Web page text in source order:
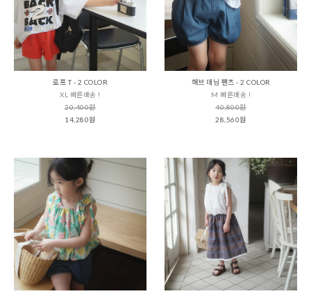
로프 T - 2 COLOR
XL 빠른배송 !
20,400원
14,280원
해브 데님 팬츠 - 2 COLOR
M 빠른배송 !
40,800원
28,560원